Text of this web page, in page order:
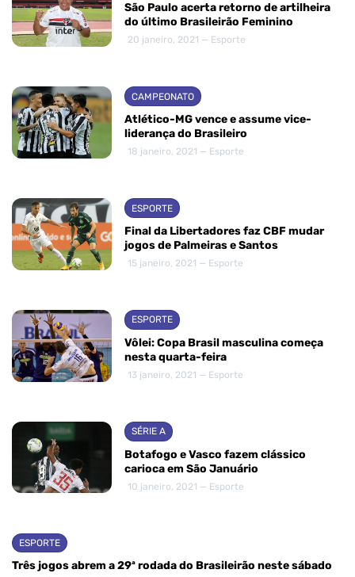
São Paulo acerta retorno de artilheira
do último Brasileirão Feminino
20 janeiro, 2021 — Esporte
CAMPEONATO
Atlético-MG vence e assume vice-
liderança do Brasileiro
18 janeiro, 2021 — Esporte
ESPORTE
Final da Libertadores faz CBF mudar
jogos de Palmeiras e Santos
15 janeiro, 2021 — Esporte
ESPORTE
Vôlei: Copa Brasil masculina começa
nesta quarta-feira
13 janeiro, 2021 — Esporte
SÉRIE A
Botafogo e Vasco fazem clássico
carioca em São Januário
10 janeiro, 2021 — Esporte
ESPORTE
Três jogos abrem a 29ª rodada do Brasileirão neste sábado